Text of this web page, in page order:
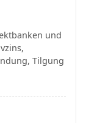
und
Tilgung